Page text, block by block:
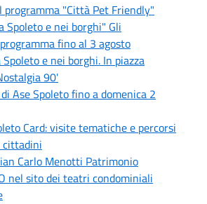
programma "Città Pet Friendly"
Spoleto e nei borghi" Gli
fino al 3 agosto
e nei borghi. In piazza
90'
Ase Spoleto fino a domenica 2
Card: visite tematiche e percorsi
cittadini
Carlo Menotti Patrimonio
nel sito dei teatri condominiali